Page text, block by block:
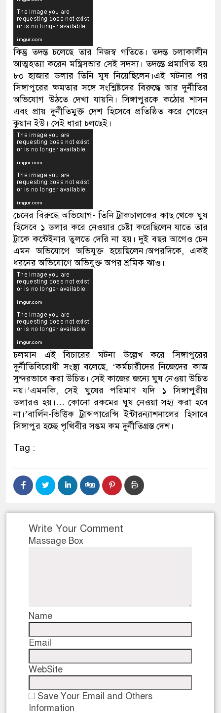
কিন্তু তদন্ত চলেছে তার নিজস্ব গতিতে। তদন্ত চলাকালীন
আত্মহত্যা করেন মন্ত্রিসভার সেই সদস্য। তদন্তে প্রমাণিত হয়
৮০ হাজার ডলার তিনি ঘুষ নিয়েছিলেন।এই ঘটনার পর
সিঙ্গাপুরের ক্ষমতার সঙ্গে সংশ্লিষ্টদের বিরুদ্ধে আর দুর্নীতির
অভিযোগ উঠতে দেখা যায়নি। সিঙ্গাপুরকে কঠোর শাসন
এবং প্রায় দুর্নীতিমুক্ত দেশ হিসেবে প্রতিষ্ঠিত করে গেছেন
কুয়ান ইউ। সেই ধারা চলছেই।
চেনের বিরুদ্ধে অভিযোগ- তিনি ট্রাকচালকের কাছ থেকে ঘুষ
হিসেবে ১ ডলার করে নেওয়ার চেষ্টা করেছিলেন যাতে তার
ট্রাকে কন্টেইনার তুলতে দেরি না হয়। দুই বছর আগেও চেন
এমন অভিযোগে অভিযুক্ত হয়েছিলেন।অপরদিকে, একই
ধরনের অভিযোগে অভিযুক্ত অপর শ্রমিক ঝাও।
চলমান এই বিচারের ঘটনা উল্লেখ করে সিঙ্গাপুরের
দুর্নীতিবিরোধী সংস্থা বলেছে, ‘কর্মচারীদের নিজেদের কাজ
সুন্দরভাবে করা উচিত। সেই কাজের জন্যে ঘুষ নেওয়া উচিত
নয়।’এমনকি, সেই ঘুষের পরিমাণ যদি ১ সিঙ্গাপুরীয়
ডলারও হয়।… কোনো রকমের ঘুষ নেওয়া সহ্য করা হবে
না।’বার্লিন-ভিত্তিক ট্রান্সপারেন্সি ইন্টারন্যাশনালের হিসাবে
সিঙ্গাপুর হচ্ছে পৃথিবীর সপ্তম কম দুর্নীতিগ্রস্ত দেশ।
Tag :
Write Your Comment
Massage Box
Name
Email
WebSite
Save Your Email and Others
Information